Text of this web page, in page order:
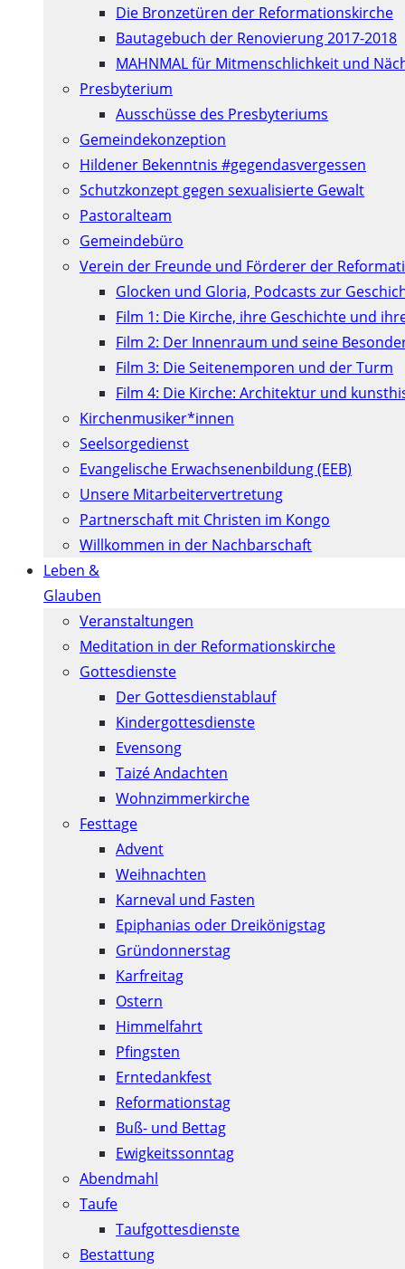
Die Bronzetüren der Reformationskirche
Bautagebuch der Renovierung 2017-2018
MAHNMAL für Mitmenschlichkeit und
Presbyterium
Ausschüsse des Presbyteriums
Gemeindekonzeption
Hildener Bekenntnis #gegendasvergessen
Schutzkonzept gegen sexualisierte Gewalt
Pastoralteam
Gemeindebüro
Verein der Freunde und Förderer der
Glocken und Gloria, Podcasts zur
Film 1: Die Kirche, ihre Geschichte und
Film 2: Der Innenraum und seine
Film 3: Die Seitenemporen und der Turm
Film 4: Die Kirche: Architektur und
Kirchenmusiker*innen
Seelsorgedienst
Evangelische Erwachsenenbildung (EEB)
Unsere Mitarbeitervertretung
Partnerschaft mit Christen im Kongo
Willkommen in der Nachbarschaft
Leben &
Glauben
Veranstaltungen
Meditation in der Reformationskirche
Gottesdienste
Der Gottesdienstablauf
Kindergottesdienste
Evensong
Taizé Andachten
Wohnzimmerkirche
Festtage
Advent
Weihnachten
Karneval und Fasten
Epiphanias oder Dreikönigstag
Gründonnerstag
Karfreitag
Ostern
Himmelfahrt
Pfingsten
Erntedankfest
Reformationstag
Buß- und Bettag
Ewigkeitssonntag
Abendmahl
Taufe
Taufgottesdienste
Bestattung